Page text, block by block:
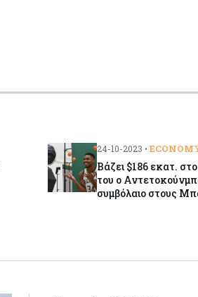
24-10-2023 •
Βάζει $186 εκατ.
του ο
συμβόλαιο στους